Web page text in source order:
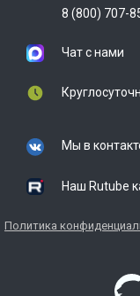
8 (800) 707-
Чат с нами
Мы в
Наш Rutube
Политика